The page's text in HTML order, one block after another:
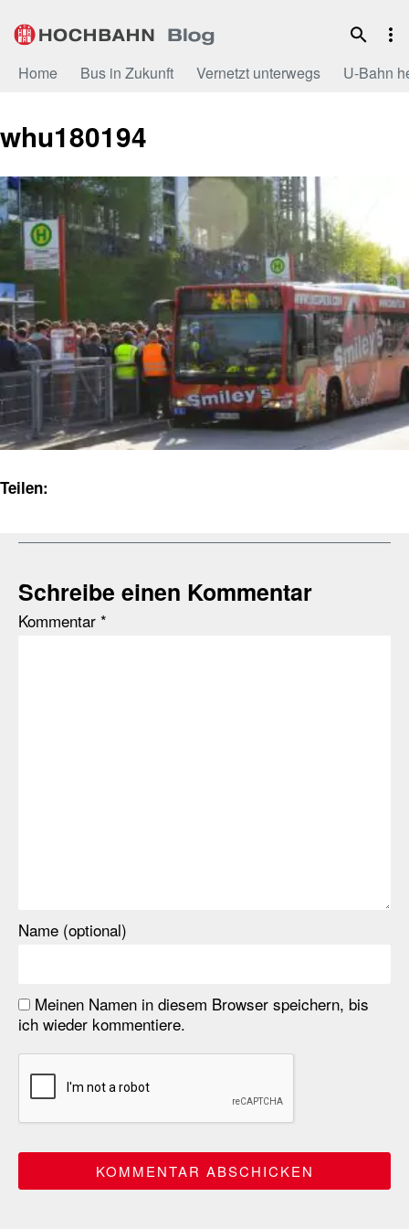
Inhalt
Home Bus in Zukunft Vernetzt unterwegs U-Bahn
whu180194
Teilen:
Schreibe einen Kommentar
Kommentar *
Name (optional)
Meinen Namen in diesem Browser speichern, bis
ich wieder kommentiere.